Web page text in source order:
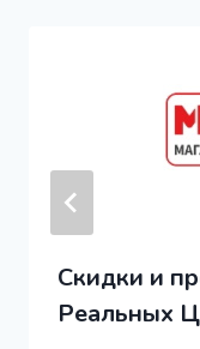
Скидки и
Реальных